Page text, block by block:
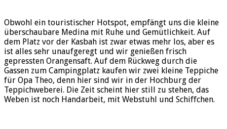
Obwohl ein touristischer Hotspot, empfängt uns die kleine
überschaubare Medina mit Ruhe und Gemütlichkeit. Auf
dem Platz vor der Kasbah ist zwar etwas mehr los, aber es
ist alles sehr unaufgeregt und wir genießen frisch
gepressten Orangensaft. Auf dem Rückweg durch die
Gassen zum Campingplatz kaufen wir zwei kleine Teppiche
für Opa Theo, denn hier sind wir in der Hochburg der
Teppichweberei. Die Zeit scheint hier still zu stehen, das
Weben ist noch Handarbeit, mit Webstuhl und Schiffchen.